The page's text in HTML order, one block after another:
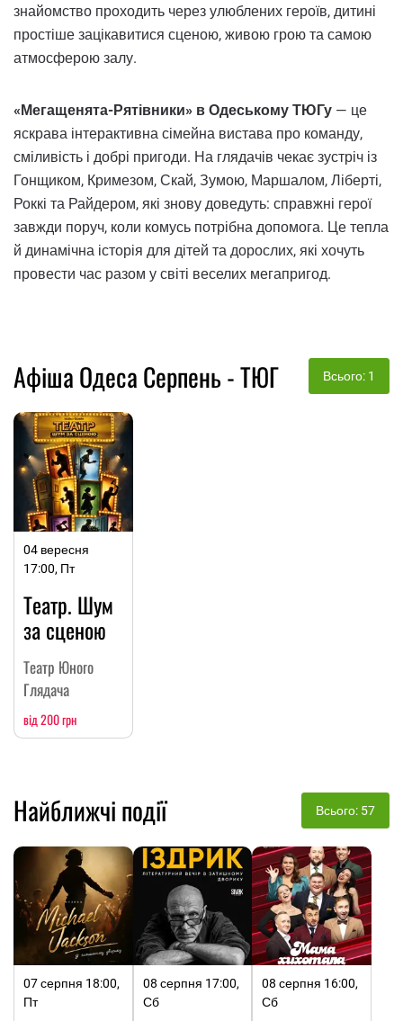
знайомство проходить через улюблених героїв, дитині
простіше зацікавитися сценою, живою грою та самою
атмосферою залу.
«Мегащенята-Рятівники» в Одеському ТЮГу — це
яскрава інтерактивна сімейна вистава про команду,
сміливість і добрі пригоди. На глядачів чекає зустріч із
Гонщиком, Кримезом, Скай, Зумою, Маршалом, Ліберті,
Роккі та Райдером, які знову доведуть: справжні герої
завжди поруч, коли комусь потрібна допомога. Це тепла
й динамічна історія для дітей та дорослих, які хочуть
провести час разом у світі веселих мегапригод.
Афіша Одеса Серпень - ТЮГ Всього: 1
04 вересня
17:00, Пт
Театр. Шум
за сценою
Театр Юного
Глядача
від 200 грн
Найближчі події Всього: 57
07 серпня 18:00,
Пт
08 серпня 17:00,
Сб
08 серпня 16:00,
Сб